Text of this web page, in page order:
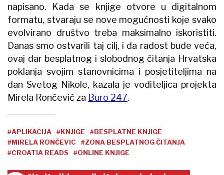
napisano. Kada se knjige otvore u digitalnom
formatu, stvaraju se nove mogućnosti koje svako
evolvirano društvo treba maksimalno iskoristiti.
Danas smo ostvarili taj cilj, i da radost bude veća,
ovaj dar besplatnog i slobodnog čitanja Hrvatska
poklanja svojim stanovnicima i posjetiteljima na
dan Svetog Nikole, kazala je voditeljica projekta
Mirela Rončević za Buro 247.
#APLIKACIJA #KNJIGE
#BESPLATNE KNJIGE
#MIRELA RONČEVIC
#ZONA BESPLATNOG ČITANJA
#CROATIA READS
#ONLINE KNJIGE